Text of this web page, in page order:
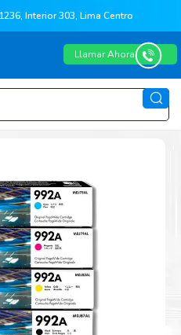
Interior 303, Lima Centro
Llamar Ahora